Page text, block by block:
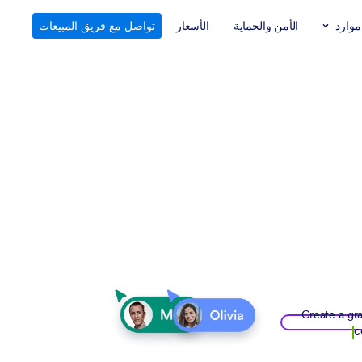
موارد الأمن والحماية الأسعار تواصل مع فريق المبيعات
Create a